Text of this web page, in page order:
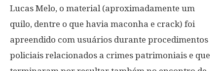
Lucas Melo, o material (aproximadamente um
quilo, dentre o que havia maconha e crack) foi
apreendido com usuários durante procedimentos
policiais relacionados a crimes patrimoniais e que